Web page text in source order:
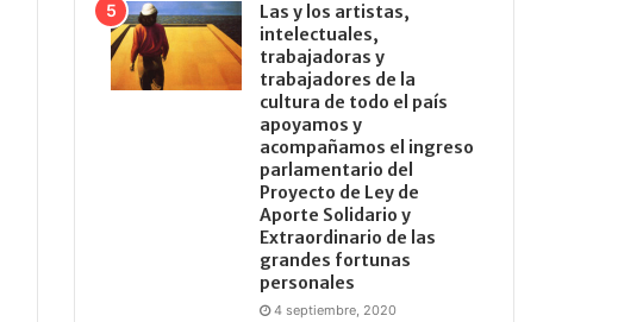
Las y los artistas,
intelectuales,
trabajadoras y
trabajadores de la
cultura de todo el país
apoyamos y
acompañamos el ingreso
parlamentario del
Proyecto de Ley de
Aporte Solidario y
Extraordinario de las
grandes fortunas
personales
4 septiembre, 2020